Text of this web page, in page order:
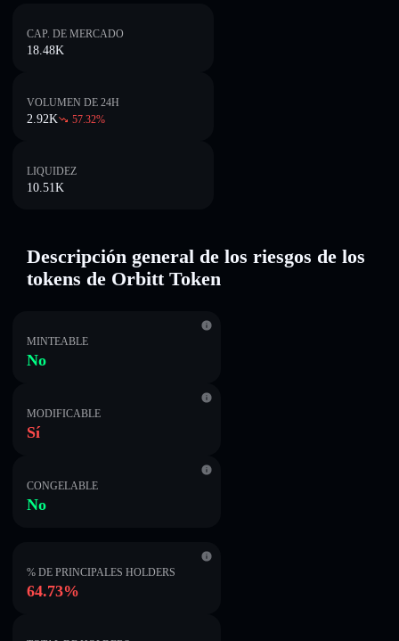
CAP. DE MERCADO
18.48K
VOLUMEN DE 24H
2.92K 57.32%
LIQUIDEZ
10.51K
Descripción general de los riesgos de los
tokens de Orbitt Token
MINTEABLE
No
MODIFICABLE
Sí
CONGELABLE
No
% DE PRINCIPALES HOLDERS
64.73%